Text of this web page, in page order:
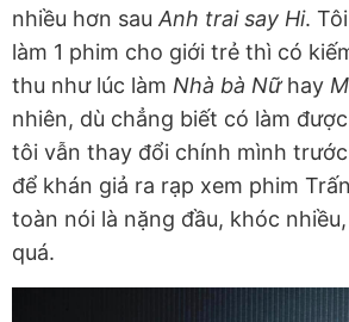
nhiều hơn sau Anh trai say Hi.
làm 1 phim cho giới trẻ thì có
thu như lúc làm Nhà bà Nữhay
nhiên, dù chẳng biết có làm
tôi vẫn thay đổi chính mình
để khán giả ra rạp xem phim
toàn nói là nặng đầu, khóc
quá.